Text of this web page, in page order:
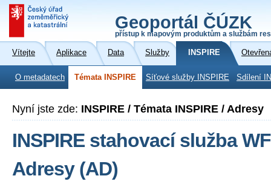
Geoportál ČÚZK
přístup k mapovým produktům a službám
Vítejte Aplikace Data Služby INSPIRE
O metadatech Témata INSPIRE Síťové služby INSPIRE Sdílení
Nyní jste zde: INSPIRE / Témata INSPIRE / Adresy
INSPIRE stahovací služba
Adresy (AD)